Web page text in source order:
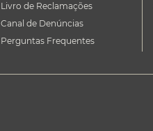
Livro de Reclamações
Canal de Denúncias
Perguntas Frequentes